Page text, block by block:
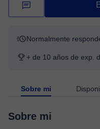
Normalmente
+ de 10 años de exp.
Sobre mi
Sobre mi